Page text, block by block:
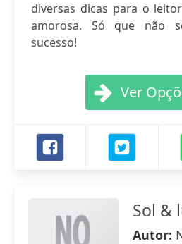
diversas dicas para o
amorosa. Só que não
sucesso!
Ver
Sol &
Autor: